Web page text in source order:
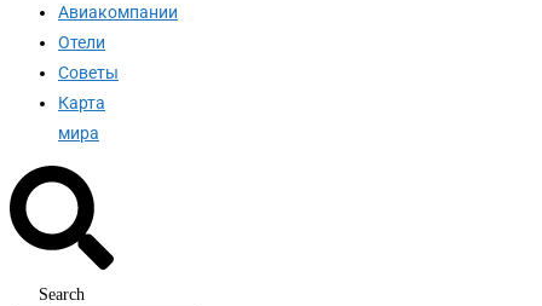
Авиакомпании
Отели
Советы
Карта
мира
Search